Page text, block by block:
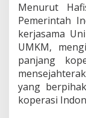
Menurut
Pemerintah
kerjasama
UMKM,
panjang
yang
koperasi